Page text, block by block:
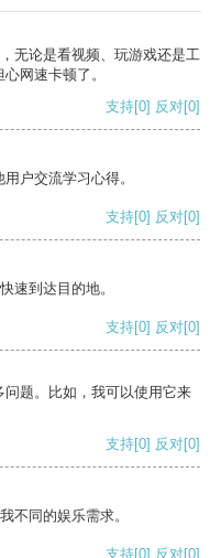
无论是看视频、玩游戏还是工
网速卡顿了。
支持[0] 反对[0]
户交流学习心得。
支持[0] 反对[0]
速到达目的地。
支持[0] 反对[0]
题。比如，我可以使用它来
支持[0] 反对[0]
不同的娱乐需求。
支持[0] 反对[0]